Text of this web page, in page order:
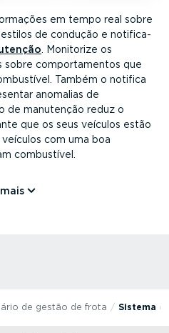
em tempo real sobre
de condução e notifica-
. Monitorize os
sobre compor­ta­mentos que
Também o notifica
anomalias de
de manutenção reduz o
que os seus veículos estão
com uma boa
combustível.
de gestão de frota Sistema